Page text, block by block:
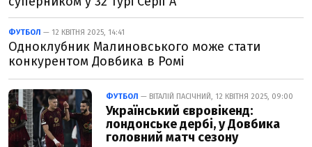
ФУТБОЛ — 12 КВІТНЯ 2025, 14:41
Одноклубник Малиновського може стати
конкурентом Довбика в Ромі
ФУТБОЛ — ВІТАЛІЙ ПАСІЧНИЙ, 12 КВІТНЯ 2025, 09:00
Український євровікенд:
лондонське дербі, у Довбика
головний матч сезону